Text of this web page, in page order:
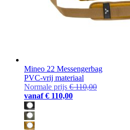
Mineo 22 Messengerbag
PVC-vrij materiaal
Normale prijs € 110,00
vanaf € 110,00